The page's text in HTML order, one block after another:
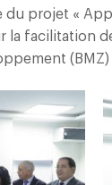
projet «
la facilitation
(BMZ)